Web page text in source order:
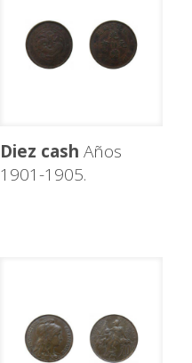
Diez cash Años
1901-1905.